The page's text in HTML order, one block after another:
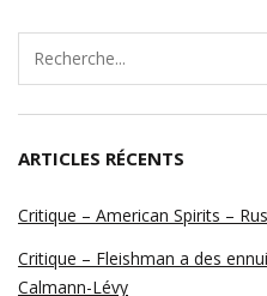
ARTICLES RÉCENTS
Critique – American Spirits –
Critique – Fleishman a des
Calmann-Lévy